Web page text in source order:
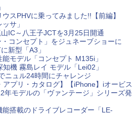
スPHVに乗ってみました!!【前編】
サ」
IC～八王子JCTを3月25日開通
コンセプト」をジュネーブショーに
新型「A3」
モデル「コンセプト M135i」
機 霧島レイ モデル「Lei02」
ニュル24時間にチャレンジ
アプリ・カタログ】【iPhone】iオービス
年モデルの「ヴァンテージ」シリーズ発
搭載のドライブレコーダー「LE-